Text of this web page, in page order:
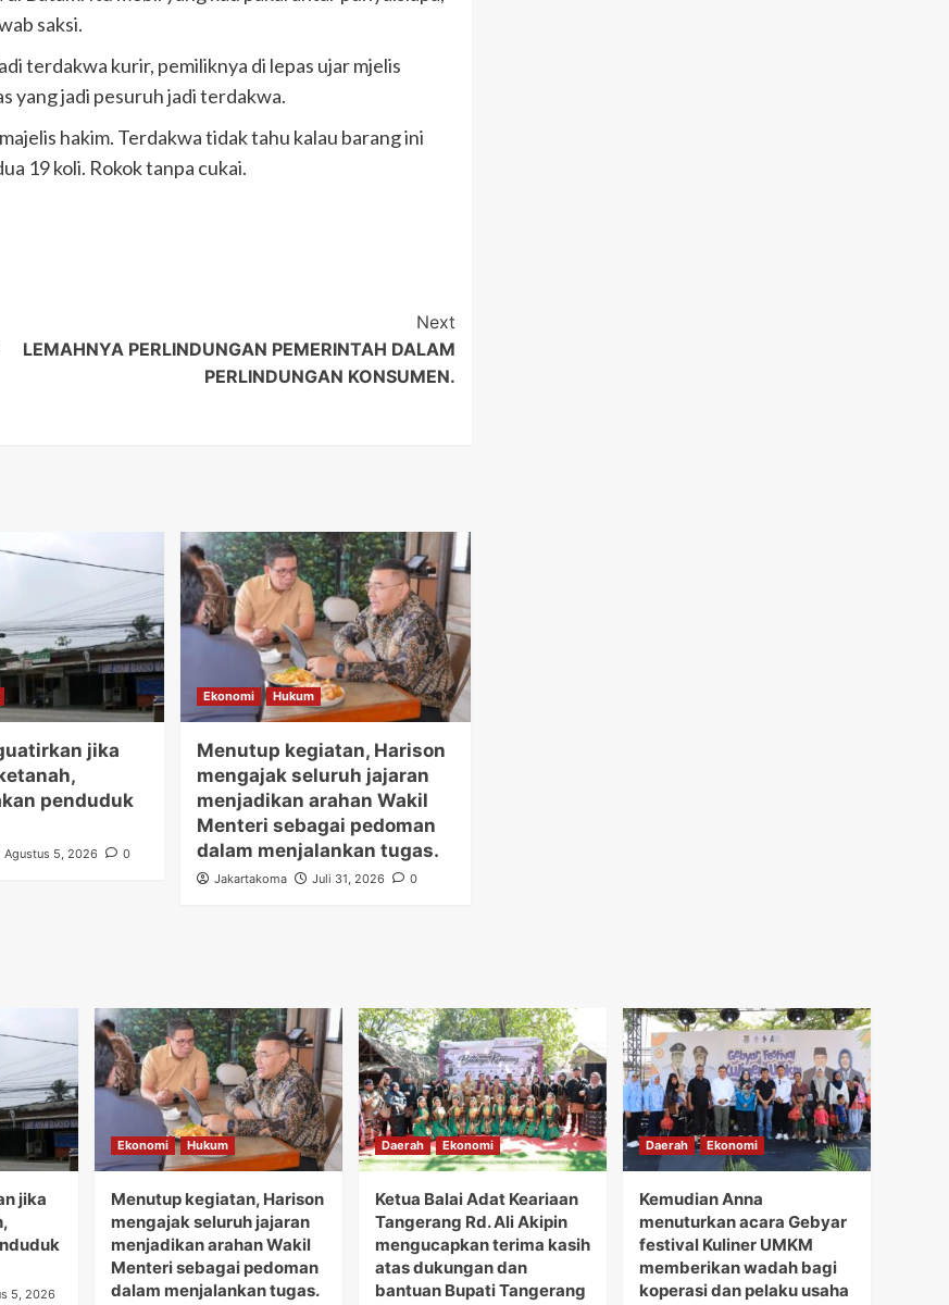
saksi.
terdakwa kurir, pemiliknya di lepas ujar mjelis
yang jadi pesuruh jadi terdakwa.
hakim. Terdakwa tidak tahu kalau barang ini
19 koli. Rokok tanpa cukai.
Next
LEMAHNYA PERLINDUNGAN PEMERINTAH DALAM
PERLINDUNGAN KONSUMEN.
jika
penduduk
Agustus 5, 2026 0
Ekonomi Hukum
Menutup kegiatan, Harison
mengajak seluruh jajaran
menjadikan arahan Wakil
Menteri sebagai pedoman
dalam menjalankan tugas.
Jakartakoma Juli 31, 2026 0
jika
5, 2026
Ekonomi Hukum
Menutup kegiatan, Harison
mengajak seluruh jajaran
menjadikan arahan Wakil
Menteri sebagai pedoman
dalam menjalankan tugas.
Daerah Ekonomi
Ketua Balai Adat Keariaan
Tangerang Rd. Ali Akipin
mengucapkan terima kasih
atas dukungan dan
bantuan Bupati Tangerang
Daerah Ekonomi
Kemudian Anna
menuturkan acara Gebyar
festival Kuliner UMKM
memberikan wadah bagi
koperasi dan pelaku usaha